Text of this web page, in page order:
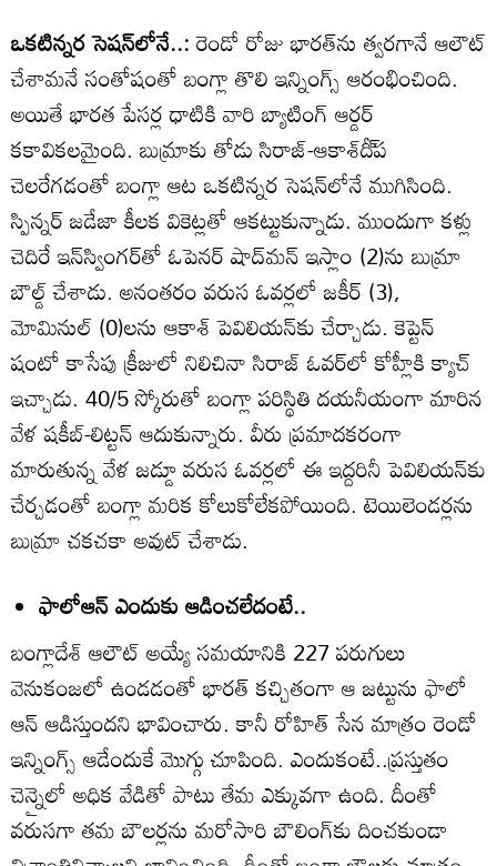
ఒకటిన్నర సెషన్‌లోనే..:రెండో రోజు భారత్‌ను త్వరగానే ఆలౌట్‌
చేశామనే సంతోషంతో బంగ్లా తొలి ఇన్నింగ్స్‌ ఆరంభించింది.
అయితే భారత పేసర్ల ధాటికి వారి బ్యాటింగ్‌ ఆర్డర్‌
కకావికలమైంది. బుమ్రాకు తోడు సిరాజ్‌-ఆకాశ్‌దీ్‌ప
చెలరేగడంతో బంగ్లా ఆట ఒకటిన్నర సెషన్‌లోనే ముగిసింది.
స్పిన్నర్‌ జడేజా కీలక వికెట్లతో ఆకట్టుకున్నాడు. ముందుగా కళ్లు
చెదిరే ఇన్‌స్వింగర్‌తో ఓపెనర్‌ షాద్‌మన్‌ ఇస్లాం (2)ను బుమ్రా
బౌల్డ్‌ చేశాడు. అనంతరం వరుస ఓవర్లలో జకీర్‌ (3),
మోమినుల్‌ (0)లను ఆకాశ్‌ పెవిలియన్‌కు చేర్చాడు. కెప్టెన్‌
షంటో కాసేపు క్రీజులో నిలిచినా సిరాజ్‌ ఓవర్‌లో కోహ్లీకి క్యాచ్‌
ఇచ్చాడు. 40/5 స్కోరుతో బంగ్లా పరిస్థితి దయనీయంగా మారిన
వేళ షకీబ్‌-లిట్టన్‌ ఆదుకున్నారు. వీరు ప్రమాదకరంగా
మారుతున్న వేళ జడ్డూ వరుస ఓవర్లలో ఈ ఇద్దరినీ పెవిలియన్‌కు
చేర్చడంతో బంగ్లా మరిక కోలుకోలేకపోయింది. టెయిలెండర్లను
బుమ్రా చకచకా అవుట్‌ చేశాడు.
ఫాలోఆన్‌ ఎందుకు ఆడించలేదంటే..
బంగ్లాదేశ్‌ ఆలౌట్‌ అయ్యే సమయానికి 227 పరుగులు
వెనుకంజలో ఉండడంతో భారత్‌ కచ్చితంగా ఆ జట్టును ఫాలో
ఆన్‌ ఆడిస్తుందని భావించారు. కానీ రోహిత్‌ సేన మాత్రం రెండో
ఇన్నింగ్స్‌ ఆడేందుకే మొగ్గు చూపింది. ఎందుకంటే..ప్రస్తుతం
చెన్నైలో అధిక వేడితో పాటు తేమ ఎక్కువగా ఉంది. దీంతో
వరుసగా తమ బౌలర్లను మరోసారి బౌలింగ్‌కు దించకుండా